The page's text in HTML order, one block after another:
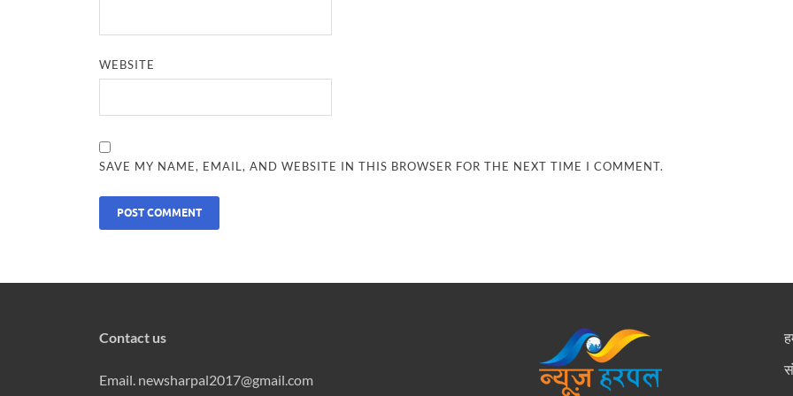
WEBSITE
SAVE MY NAME, EMAIL, AND WEBSITE IN THIS BROWSER FOR THE NEXT TIME I COMMENT.
Contact us
Email. newsharpal2017@gmail.com